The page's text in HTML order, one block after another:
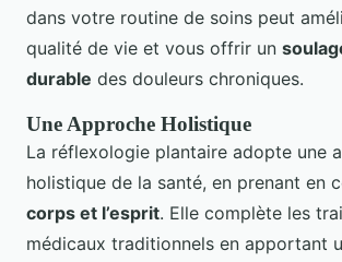
dans votre routine de soins peut
qualité de vie et vous offrir un
durable des douleurs chroniques.
Une Approche Holistique
La réflexologie plantaire adopte une
holistique de la santé, en prenant en
corps et l’esprit. Elle complète les
médicaux traditionnels en apportant